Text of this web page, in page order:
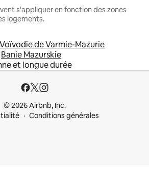
s'appliquer en fonction des zones
logements.
Voïvodie de Varmie-Mazurie
Banie Mazurskie
et longue durée
© 2026 Airbnb, Inc.
Conditions générales